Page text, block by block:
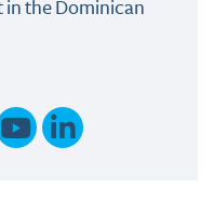
in the Dominican